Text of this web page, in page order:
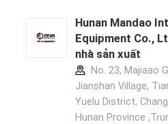
Hunan Mandao
Equipment Co.,
nhà sản xuất
No. 23, Majiaao
Jianshan Village,
Yuelu District,
Hunan Province